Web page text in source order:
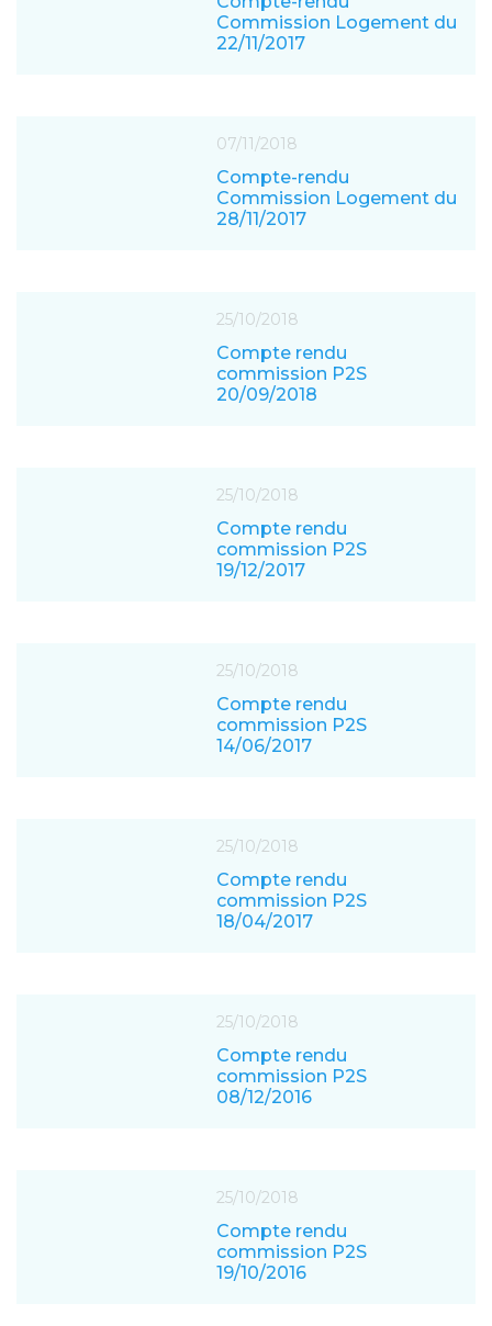
Commission Logement du
22/11/2017
07/11/2018
Compte-rendu
Commission Logement du
28/11/2017
25/10/2018
Compte rendu
commission P2S
20/09/2018
25/10/2018
Compte rendu
commission P2S
19/12/2017
25/10/2018
Compte rendu
commission P2S
14/06/2017
25/10/2018
Compte rendu
commission P2S
18/04/2017
25/10/2018
Compte rendu
commission P2S
08/12/2016
25/10/2018
Compte rendu
commission P2S
19/10/2016